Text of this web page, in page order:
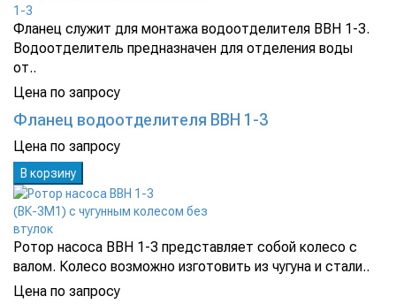
Фланец служит для монтажа водоотделителя ВВН 1-3.
Водоотделитель предназначен для отделения воды
от..
Цена по запросу
Фланец водоотделителя ВВН 1-3
Цена по запросу
В корзину
Ротор насоса ВВН 1-3 представляет собой колесо с
валом. Колесо возможно изготовить из чугуна и стали..
Цена по запросу